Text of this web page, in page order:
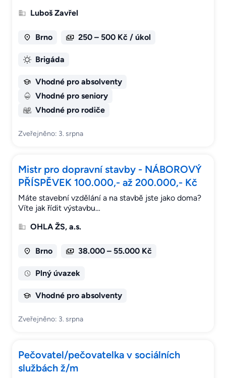
Luboš Zavřel
Brno 250 – 500 Kč / úkol
Brigáda
Vhodné pro absolventy
Vhodné pro seniory
Vhodné pro rodiče
Zveřejněno: 3. srpna
Mistr pro dopravní stavby - NÁBOROVÝ
PŘÍSPĚVEK 100.000,- až 200.000,- Kč
Máte stavební vzdělání a na stavbě jste jako doma?
Víte jak řídit výstavbu…
OHLA ŽS, a.s.
Brno 38.000 – 55.000 Kč
Plný úvazek
Vhodné pro absolventy
Zveřejněno: 3. srpna
Pečovatel/pečovatelka v sociálních
službách ž/m